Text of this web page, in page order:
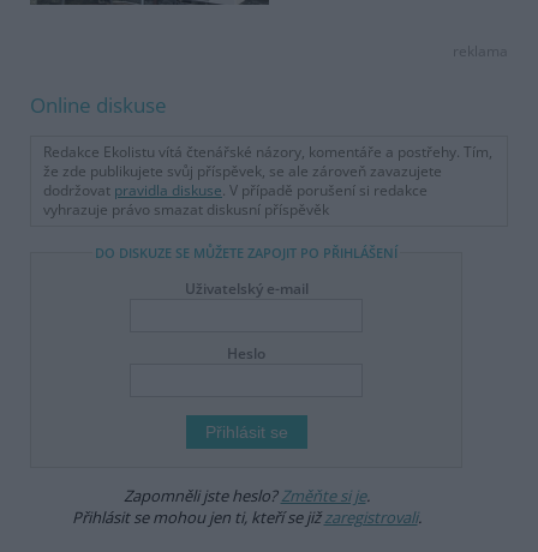
reklama
Online diskuse
Redakce Ekolistu vítá čtenářské názory, komentáře a postřehy. Tím,
že zde publikujete svůj příspěvek, se ale zároveň zavazujete
dodržovat pravidla diskuse. V případě porušení si redakce
vyhrazuje právo smazat diskusní příspěvěk
DO DISKUZE SE MŮŽETE ZAPOJIT PO PŘIHLÁŠENÍ
Uživatelský e-mail
Heslo
Zapomněli jste heslo?Změňte si je.
Přihlásit se mohou jen ti, kteří se jižzaregistrovali.